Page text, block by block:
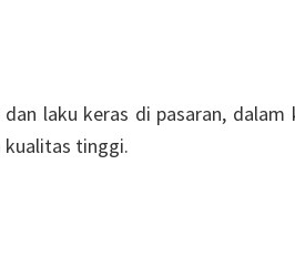
laku keras di pasaran,
kualitas tinggi.